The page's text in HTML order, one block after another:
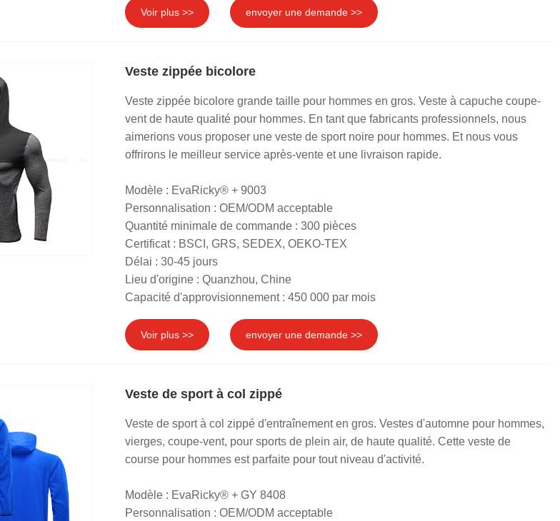
Voir plus >> envoyer une demande >>
Veste zippée bicolore
Veste zippée bicolore grande taille pour hommes en gros. Veste à capuche coupe-
vent de haute qualité pour hommes. En tant que fabricants professionnels, nous
aimerions vous proposer une veste de sport noire pour hommes. Et nous vous
offrirons le meilleur service après-vente et une livraison rapide.
Modèle : EvaRicky® + 9003
Personnalisation : OEM/ODM acceptable
Quantité minimale de commande : 300 pièces
Certificat : BSCI, GRS, SEDEX, OEKO-TEX
Délai : 30-45 jours
Lieu d'origine : Quanzhou, Chine
Capacité d'approvisionnement : 450 000 par mois
Voir plus >> envoyer une demande >>
Veste de sport à col zippé
Veste de sport à col zippé d'entraînement en gros. Vestes d'automne pour hommes,
vierges, coupe-vent, pour sports de plein air, de haute qualité. Cette veste de
course pour hommes est parfaite pour tout niveau d'activité.
Modèle : EvaRicky® + GY 8408
Personnalisation : OEM/ODM acceptable